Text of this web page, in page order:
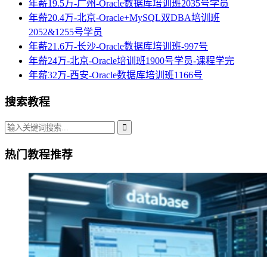
年薪19.5万-广州-Oracle数据库培训班2035号学员
年薪20.4万-北京-Oracle+MySQL双DBA培训班
2052&1255号学员
年薪21.6万-长沙-Oracle数据库培训班-997号
年薪24万-北京-Oracle培训班1900号学员-课程学完
年薪32万-西安-Oracle数据库培训班1166号
搜索教程
热门教程推荐